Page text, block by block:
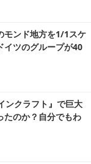
モンド地方を1/1スケ
ツのグループが40
ンクラフト』で巨大
たのか？自分でもわ